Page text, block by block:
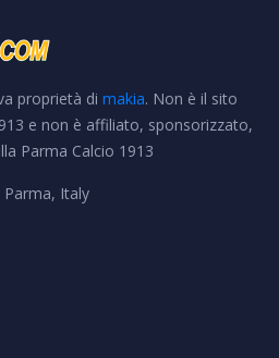
proprietà di makia. Non è il sito
e non è affiliato, sponsorizzato,
Parma Calcio 1913
Parma, Italy